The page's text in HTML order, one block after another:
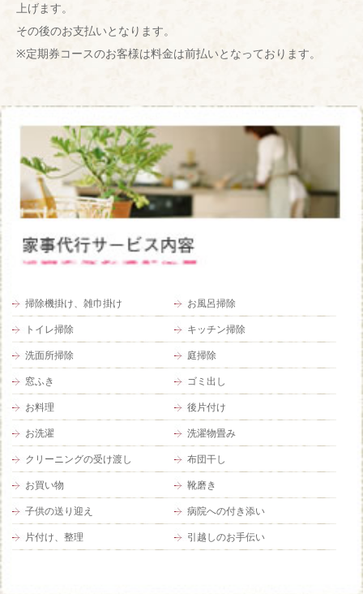
上げます。
その後のお支払いとなります。
※定期券コースのお客様は料金は前払いとなっております。
掃除機掛け、雑巾掛け お風呂掃除
トイレ掃除 キッチン掃除
洗面所掃除 庭掃除
窓ふき ゴミ出し
お料理 後片付け
お洗濯 洗濯物畳み
クリーニングの受け渡し 布団干し
お買い物 靴磨き
子供の送り迎え 病院への付き添い
片付け、整理 引越しのお手伝い